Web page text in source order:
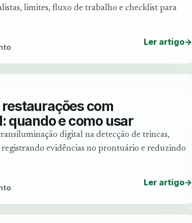
limites, fluxo de trabalho e checklist para
Ler artigo→
com
quando e como usar
digital na detecção de trincas,
evidências no prontuário e reduzindo
Ler artigo→